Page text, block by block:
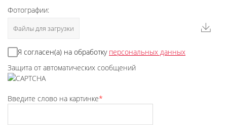
Фотографии:
Файлы для загрузки
Я согласен(а) на обработку персональных данных
Защита от автоматических сообщений
Введите слово на картинке*